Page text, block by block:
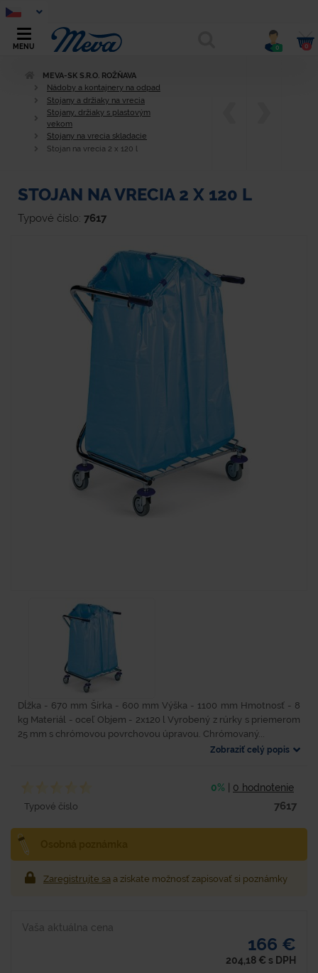
MENU 0 0
MEVA-SK S.R.O. ROŽŇAVA
Nádoby a kontajnery na odpad
Stojany a držiaky na vrecia
Stojany, držiaky s plastovým
vekom
Stojany na vrecia skladacie
Stojan na vrecia 2 x 120 l
STOJAN NA VRECIA 2 X 120 L
Typové číslo: 7617
Dĺžka - 670 mm Šírka - 600 mm Výška - 1100 mm Hmotnosť - 8
kg Materiál - oceľ Objem - 2x120 l Vyrobený z rúrky s priemerom
25 mm s chrómovou povrchovou úpravou. Chrómovaný...
Zobraziť celý popis
0% 0 hodnotenie
Typové číslo 7617
Zaregistrujte sa a získate možnosť zapisovať si poznámky
Vaša aktuálna cena
166 €
204,18 € s DPH